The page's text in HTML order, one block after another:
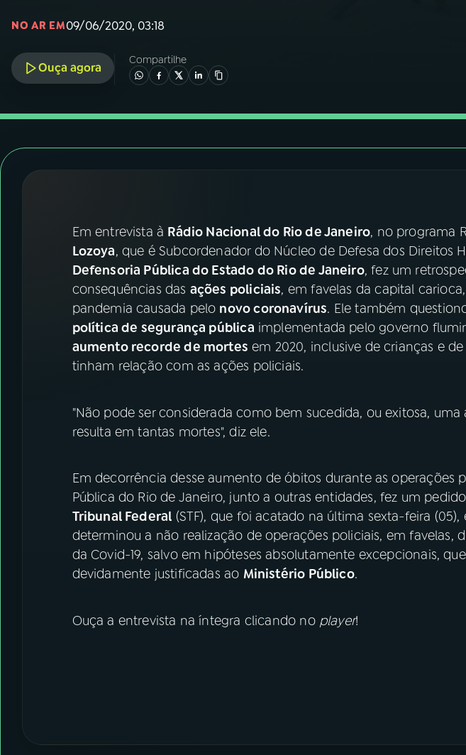
07ÚLTIMAS
FESTIVAL DE MÚSICA
NO AR EM09/06/2020, 03:18
Ouça agora
Compartilhe
Em entrevista à Rádio Nacional do Rio de Janeiro, no programa
Lozoya, que é Subcordenador do Núcleo de Defesa dos Direitos
Defensoria Pública do Estado do Rio de Janeiro, fez um
consequências das ações policiais, em favelas da capital
pandemia causada pelo novo coronavírus. Ele também
política de segurança pública implementada pelo governo
aumento recorde de mortes em 2020, inclusive de crianças e
tinham relação com as ações policiais.
"Não pode ser considerada como bem sucedida, ou exitosa,
resulta em tantas mortes", diz ele.
Em decorrência desse aumento de óbitos durante as operações
Pública do Rio de Janeiro, junto a outras entidades, fez um
Tribunal Federal (STF), que foi acatado na última sexta-feira
determinou a não realização de operações policiais, em favelas,
da Covid-19, salvo em hipóteses absolutamente excepcionais,
devidamente justificadas ao Ministério Público.
Ouça a entrevista na íntegra clicando no player!